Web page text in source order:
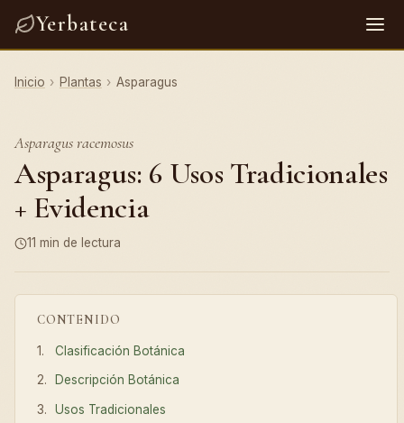
Yerbateca
Inicio › Plantas › Asparagus
Asparagus racemosus
Asparagus: 6 Usos Tradicionales
+ Evidencia
11 min de lectura
CONTENIDO
Clasificación Botánica
Descripción Botánica
Usos Tradicionales